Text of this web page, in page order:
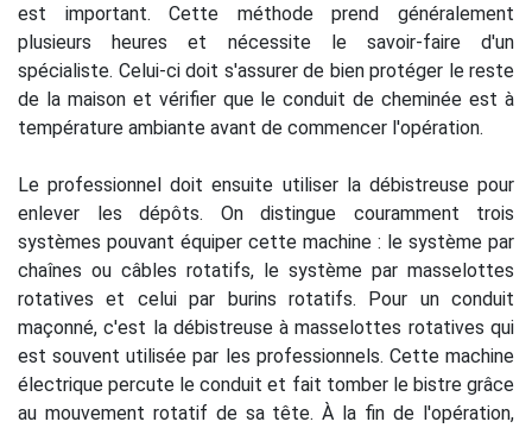
est important. Cette méthode prend généralement
plusieurs heures et nécessite le savoir-faire d'un
spécialiste. Celui-ci doit s'assurer de bien protéger le reste
de la maison et vérifier que le conduit de cheminée est à
température ambiante avant de commencer l'opération.
Le professionnel doit ensuite utiliser la débistreuse pour
enlever les dépôts. On distingue couramment trois
systèmes pouvant équiper cette machine : le système par
chaînes ou câbles rotatifs, le système par masselottes
rotatives et celui par burins rotatifs. Pour un conduit
maçonné, c'est la débistreuse à masselottes rotatives qui
est souvent utilisée par les professionnels. Cette machine
électrique percute le conduit et fait tomber le bistre grâce
au mouvement rotatif de sa tête. À la fin de l'opération,